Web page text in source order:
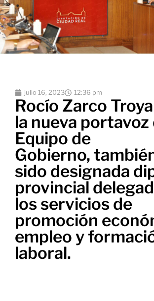
julio 16, 2023 12:36 pm
Rocío Zarco
la nueva portavoz
Equipo de
Gobierno,
sido designada
provincial
los servicios de
promoción
empleo y
laboral.